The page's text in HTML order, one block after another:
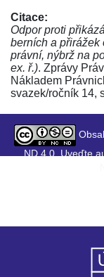
Citace:
Odpor proti
berních a
právní, nýbrž na
ex. ř.). Zprávy
Nákladem
svazek/ročník 14,
ND 4.0. Uveďte